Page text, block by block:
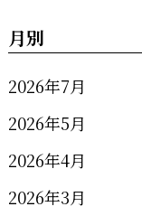
月別
2026年7月
2026年5月
2026年4月
2026年3月